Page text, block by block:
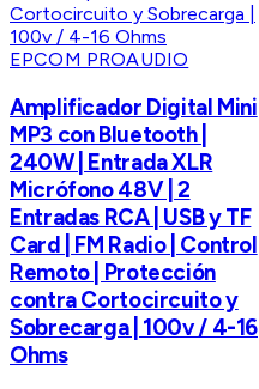
EPCOM PROAUDIO
Amplificador Digital Mini
MP3 con Bluetooth |
240W | Entrada XLR
Micrófono 48V | 2
Entradas RCA | USB y TF
Card | FM Radio | Control
Remoto | Protección
contra Cortocircuito y
Sobrecarga | 100v / 4-16
Ohms